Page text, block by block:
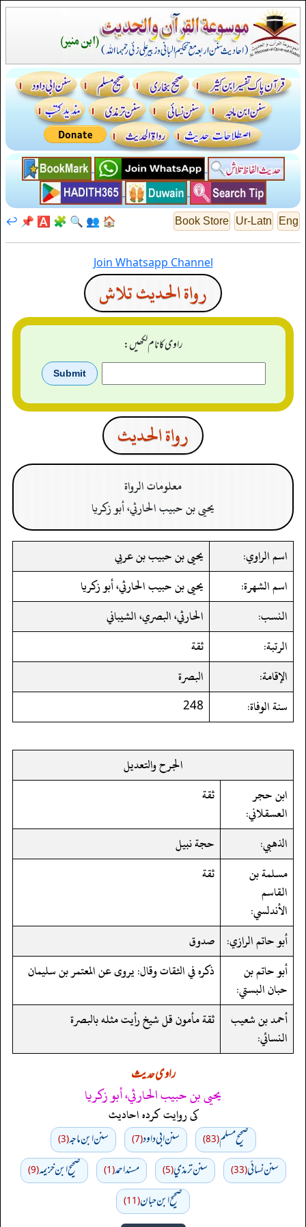
Eng
Ur-Latn
Book Store
🏠
👥
🔍
🧩
🅰️
📌
↩️
Join Whatsapp Channel
رواة الحديث تلاش
راوی کا نام لکھیں:
رواة الحدیث
معلومات الرواة
يحيى بن حبيب الحارثي، أبو زكريا
اسم الراوي:
يحيى بن حبيب بن عربي
اسم الشهرة:
يحيى بن حبيب الحارثي، أبو زكريا
النسب:
الحارثي، البصري، الشيباني
الرتبة:
ثقة
الإقامة:
البصرة
سنة الوفاة:
248
الجرح والتعديل
ابن حجر
العسقلاني:
ثقة
الذهبي:
حجة نبيل
مسلمة بن
القاسم
الأندلسي:
ثقة
أبو حاتم الرازي: صدوق
أبو حاتم بن
حبان البستي:
ذكره في الثقات وقال: يروى عن المعتمر بن سليمان
أحمد بن شعيب
النسائي:
ثقة مأمون قل شيخ رأيت مثله بالبصرة
راوی حدیث
يحيى بن حبيب الحارثي، أبو زكريا
کی روایت کردہ احادیث
صحيح مسلم(83) سنن ابي داود(7) سنن ابن ماجه(3)
سنن نسائي(33) سنن ترمذي(5) مسند احمد(1) صحيح ابن خزيمه(9)
صحیح ابن حبان(11)